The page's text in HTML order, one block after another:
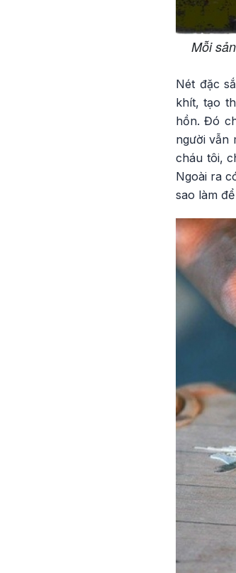
Mỗi
Nét đặc
khít, tạo
hồn. Đó
người vẫn
cháu tôi,
Ngoài ra
sao làm